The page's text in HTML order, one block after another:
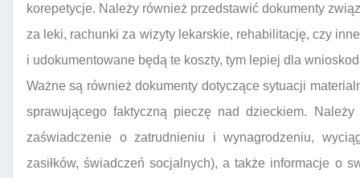
korepetycje. Należy również przedstawić dokumenty
za leki, rachunki za wizyty lekarskie, rehabilitację, czy
i udokumentowane będą te koszty, tym lepiej dla
Ważne są również dokumenty dotyczące sytuacji
sprawującego faktyczną pieczę nad dzieckiem.
zaświadczenie o zatrudnieniu i wynagrodzeniu,
zasiłków, świadczeń socjalnych), a także informacje o